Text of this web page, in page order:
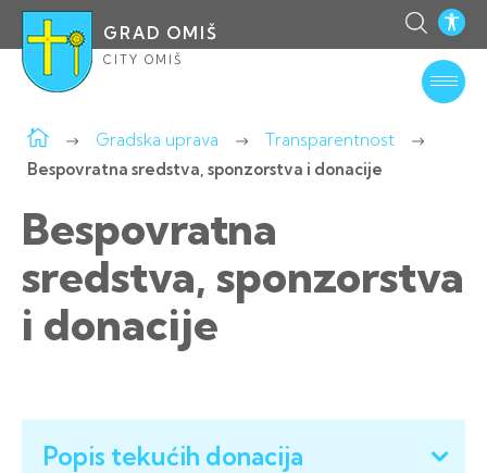
GRAD OMIŠ
CITY OMIŠ
Gradska uprava
Transparentnost
Bespovratna sredstva, sponzorstva i donacije
Bespovratna
sredstva, sponzorstva
i donacije
Popis tekućih donacija